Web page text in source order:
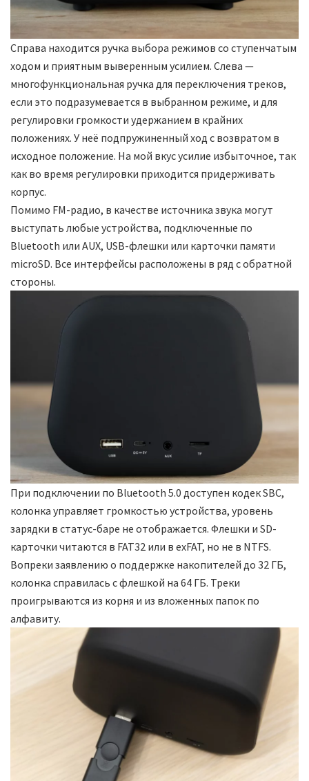
Справа находится ручка выбора режимов со ступенчатым
ходом и приятным выверенным усилием. Слева —
многофункциональная ручка для переключения треков,
если это подразумевается в выбранном режиме, и для
регулировки громкости удержанием в крайних
положениях. У неё подпружиненный ход с возвратом в
исходное положение. На мой вкус усилие избыточное, так
как во время регулировки приходится придерживать
корпус.
Помимо FM-радио, в качестве источника звука могут
выступать любые устройства, подключенные по
Bluetooth или AUX, USB-флешки или карточки памяти
microSD. Все интерфейсы расположены в ряд с обратной
стороны.
При подключении по Bluetooth 5.0 доступен кодек SBC,
колонка управляет громкостью устройства, уровень
зарядки в статус-баре не отображается. Флешки и SD-
карточки читаются в FAT32 или в exFAT, но не в NTFS.
Вопреки заявлению о поддержке накопителей до 32 ГБ,
колонка справилась с флешкой на 64 ГБ. Треки
проигрываются из корня и из вложенных папок по
алфавиту.